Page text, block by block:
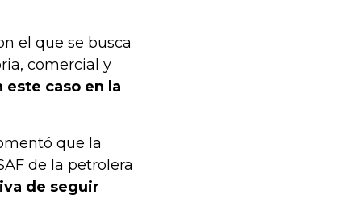
el que se busca
comercial y
este caso en la
que la
de la petrolera
de seguir